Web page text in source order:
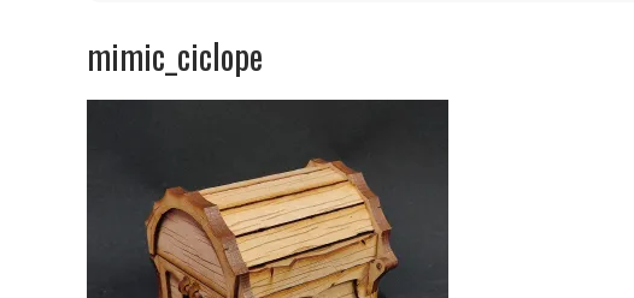
mimic_ciclope